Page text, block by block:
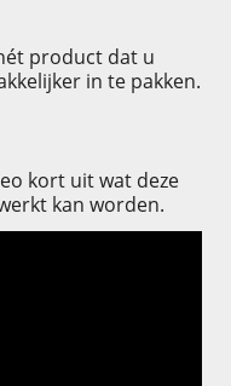
product dat u
in te pakken.
kort uit wat deze
kan worden.